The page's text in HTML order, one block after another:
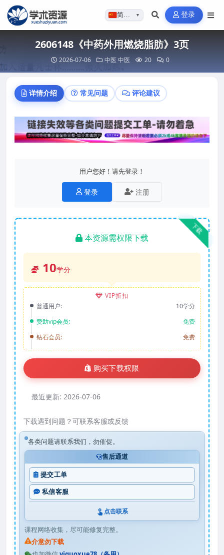
简体…▼ 登录
2606148《中药外用燃烧脂肪》3页
2026-07-06 中医 中医 20 0
详情介绍 常见问题 评论建议
用户您好！请先登录！
登录 注册
下载
本资源需权限下载
10学分
VIP折扣
普通用户:
10学分
赞助vip会员:
免费
钻石会员:
免费
购买下载权限
最近更新: 2026-07-06
下载遇到问题？可联系客服或反馈
各类问题请联系我们，勿催促。
售后通道
提交工单
私信客服
点击联系
课程网络收集，尽可能修复完整。
介意勿下载